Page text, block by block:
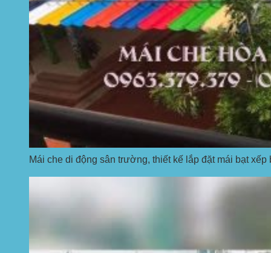
Mái che di động sân trường, thiết kế lắp đặt mái bạt